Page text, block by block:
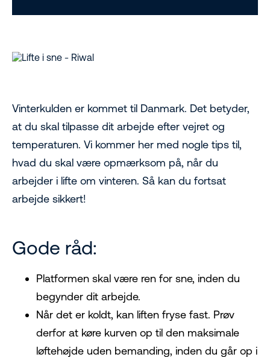
Vinterkulden er kommet til Danmark. Det betyder,
at du skal tilpasse dit arbejde efter vejret og
temperaturen. Vi kommer her med nogle tips til,
hvad du skal være opmærksom på, når du
arbejder i lifte om vinteren. Så kan du fortsat
arbejde sikkert!
Gode råd:
Platformen skal være ren for sne, inden du
begynder dit arbejde.
Når det er koldt, kan liften fryse fast. Prøv
derfor at køre kurven op til den maksimale
løftehøjde uden bemanding, inden du går op i